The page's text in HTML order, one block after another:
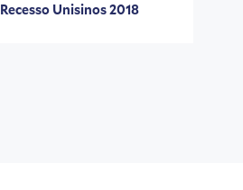
Recesso Unisinos 2018